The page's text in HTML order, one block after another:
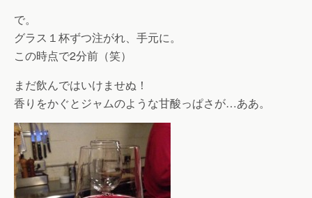
で。
グラス１杯ずつ注がれ、手元に。
この時点で2分前（笑）
まだ飲んではいけませぬ！
香りをかぐとジャムのような甘酸っぱさが…ああ。